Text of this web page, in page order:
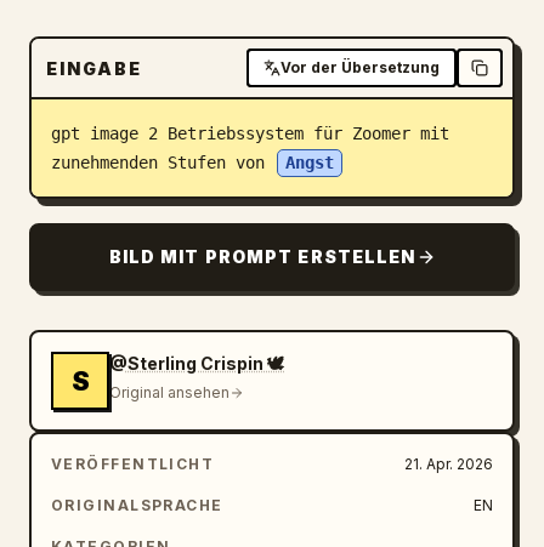
Download
Blog
EINGABE Vor der Übersetzung
gpt image 2 Betriebssystem für Zoomer mit
zunehmenden Stufen von
Angst
BILD MIT PROMPT ERSTELLEN
S
@Sterling Crispin 🕊️
Original ansehen
VERÖFFENTLICHT 21. Apr. 2026
ORIGINALSPRACHE EN